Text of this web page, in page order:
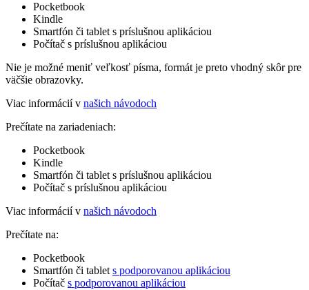
Pocketbook
Kindle
Smartfón či tablet s príslušnou aplikáciou
Počítač s príslušnou aplikáciou
Nie je možné meniť veľkosť písma, formát je preto vhodný skôr pre
väčšie obrazovky.
Viac informácií v našich návodoch
Prečítate na zariadeniach:
Pocketbook
Kindle
Smartfón či tablet s príslušnou aplikáciou
Počítač s príslušnou aplikáciou
Viac informácií v našich návodoch
Prečítate na:
Pocketbook
Smartfón či tablet s podporovanou aplikáciou
Počítač s podporovanou aplikáciou